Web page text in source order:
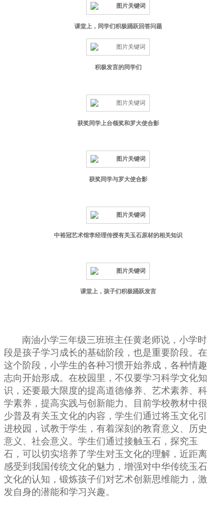
课堂上，同学们积极踊跃回答问题
积极发言的同学们
获奖同学上台领奖和罗大使合影
获奖同学与罗大使合影
中裕冠艺术馆李经理传授有关玉石原材的相关知识
课堂上，孩子们积极踊跃发言
南油小学三年级三班班主任黄老师说，小学时
段是孩子学习成长的基础阶段，也是重要阶段。在
这个阶段，小学生的各种习惯开始养成，各种情趣
志向开始形成。在校园里，不仅要学习科学文化知
识，还要最大限度的提高道德修养、艺术素养、科
学素养，提高实践与创新能力。目前学校教材中很
少普及有关玉文化的内容， 学生们通过将玉文化引
进校园，试教于学生，有着深刻的教育意义、历史
意义、社会意义。学生们通过接触玉石，探究玉
石， 可以切实培养了学生对玉文化的理解，近距离
感受到我国传统文化的魅力， 增强对中华传统玉石
文化的认知 ， 锻炼孩子们对艺术创新思维能力，激
发自身的潜能和学习兴趣。